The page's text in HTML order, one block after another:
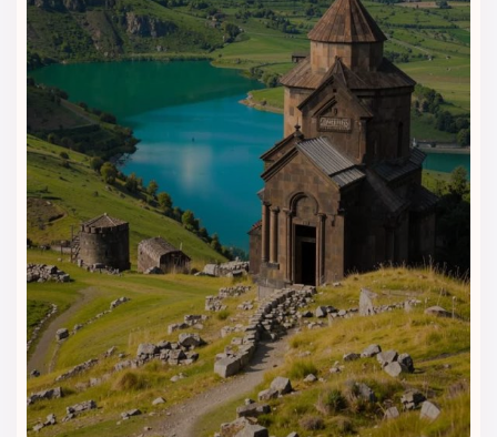
آشپزخانه کوچک با چای‌ساز و مینی‌بار
حمام با وان بزرگ و حوله‌های نرم
چشم‌انداز زیبا از خیابان‌های آرام ایروان
در این سوئیت‌ها می‌توانید مانند خانه‌ی خودتان زندگی کنید، با این
تفاوت که هر صبح با نسیم خنک ارمنستان بیدار می‌شوید.
خدمات و نظافت روزانه | استاندارد
بالای پاکیزگی و دقت
در هتل مرین ایروان، تمیزی و نظم از اولویت‌های اصلی است. اتاق‌ها
هر روز با دقت تمیز می‌شوند و تمامی وسایل پیش از ورود مهمان
بررسی می‌گردد.